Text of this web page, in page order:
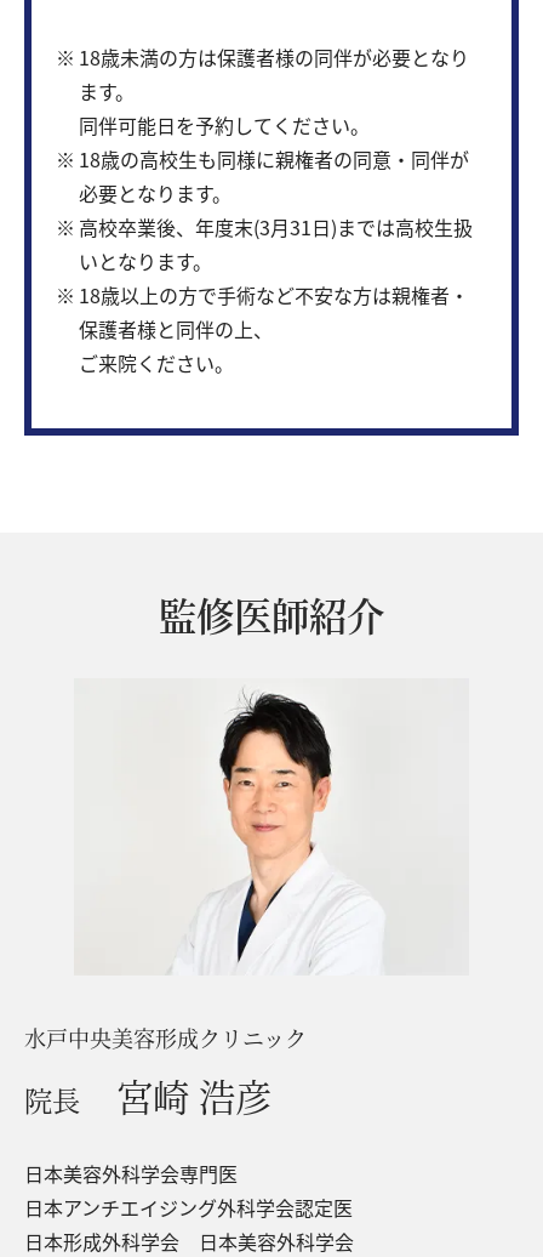
18歳未満の方は保護者様の同伴が必要となり
ます。
同伴可能日を予約してください。
18歳の高校生も同様に親権者の同意・同伴が
必要となります。
高校卒業後、年度末(3月31日)までは高校生扱
いとなります。
18歳以上の方で手術など不安な方は親権者・
保護者様と同伴の上、
ご来院ください。
監修医師紹介
水戸中央美容形成クリニック
院長 宮崎 浩彦
日本美容外科学会専門医
日本アンチエイジング外科学会認定医
日本形成外科学会 日本美容外科学会